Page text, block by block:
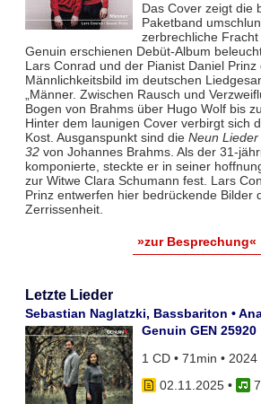
Das Cover zeigt die
Paketband
zerbrechliche
Genuin erschienen Debüt-Album
Lars Conrad und der Pianist Daniel Prinz
Männlichkeitsbild im deutschen
„Männer. Zwischen Rausch und
Bogen von Brahms über Hugo Wolf bis
Hinter dem launigen Cover verbirgt sich
Kost. Ausganspunkt sind die Neun
32von Johannes Brahms. Als der 31-
komponierte, steckte er in seiner
zur Witwe Clara Schumann fest. Lars
Prinz entwerfen hier bedrückende Bilder
Zerrissenheit.
»zur Besprechung«
Letzte Lieder
Sebastian Naglatzki, Bassbariton •
Genuin GEN 25920
1 CD • 71min • 2024
02.11.2025•